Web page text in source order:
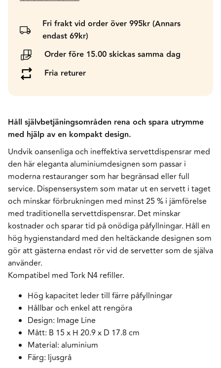
Fri frakt vid order över 995kr (Annars
endast 69kr)
Order före 15.00 skickas samma dag
Fria returer
Håll självbetjäningsområden rena och spara utrymme
med hjälp av en kompakt design.
Undvik oansenliga och ineffektiva servettdispensrar med
den här eleganta aluminiumdesignen som passar i
moderna restauranger som har begränsad eller full
service. Dispensersystem som matar ut en servett i taget
och minskar förbrukningen med minst 25 % i jämförelse
med traditionella servettdispensrar. Det minskar
kostnader och sparar tid på onödiga påfyllningar. Håll en
hög hygienstandard med den heltäckande designen som
gör att gästerna endast rör vid de servetter som de själva
använder.
Kompatibel med Tork N4 refiller.
Hög kapacitet leder till färre påfyllningar
Hållbar och enkel att rengöra
Design: Image Line
Mått: B 15 x H 20.9 x D 17.8 cm
Material: aluminium
Färg: ljusgrå